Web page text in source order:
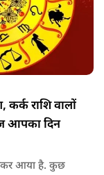
कर्क राशि वालों
आपका दिन
आया है. कुछ